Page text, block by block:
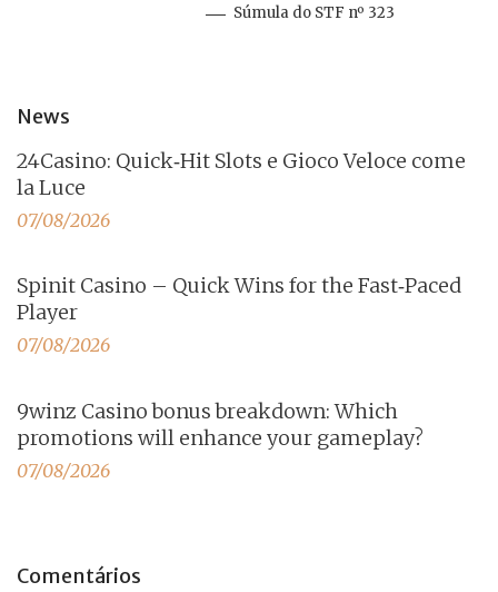
Súmula do STF nº 323
News
24Casino: Quick‑Hit Slots e Gioco Veloce come
la Luce
07/08/2026
Spinit Casino – Quick Wins for the Fast‑Paced
Player
07/08/2026
9winz Casino bonus breakdown: Which
promotions will enhance your gameplay?
07/08/2026
Comentários